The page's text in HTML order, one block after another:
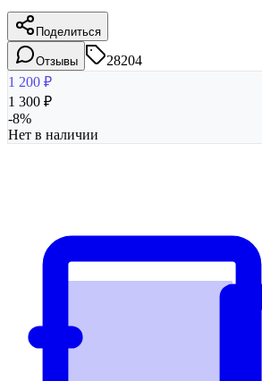
Поделиться
Отзывы
28204
1 200 ₽
1 300 ₽
-8%
Нет в наличии